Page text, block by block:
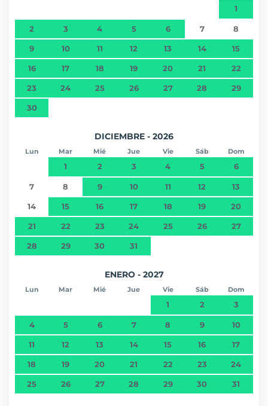
1
2 3 4 5 6 7 8
9 10 11 12 13 14 15
16 17 18 19 20 21 22
23 24 25 26 27 28 29
30
DICIEMBRE - 2026
Lun Mar Mié Jue Vie Sáb Dom
1 2 3 4 5 6
7 8 9 10 11 12 13
14 15 16 17 18 19 20
21 22 23 24 25 26 27
28 29 30 31
ENERO - 2027
Lun Mar Mié Jue Vie Sáb Dom
1 2 3
4 5 6 7 8 9 10
11 12 13 14 15 16 17
18 19 20 21 22 23 24
25 26 27 28 29 30 31